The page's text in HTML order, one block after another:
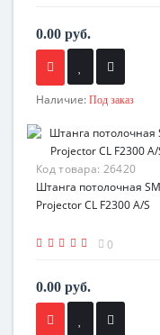
0.00 руб.
Наличие: Под заказ
Код товара: 26420
Штанга потолочная
Projector CL F2300 A/S
0
0.00 руб.